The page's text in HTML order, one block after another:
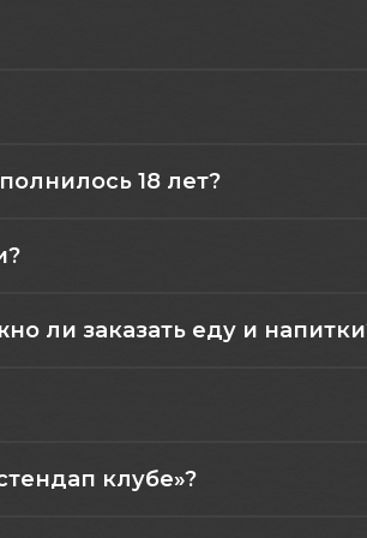
18 лет?
ли заказать еду и
клубе»?